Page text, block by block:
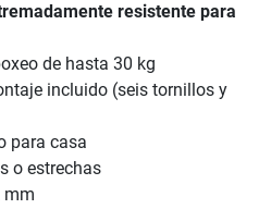
resistente para
de hasta 30 kg
incluido (seis tornillos y
para casa
o estrechas
mm